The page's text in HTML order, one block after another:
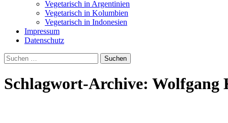
Vegetarisch in Argentinien
Vegetarisch in Kolumbien
Vegetarisch in Indonesien
Impressum
Datenschutz
Suchen
nach:
Schlagwort-Archive: Wolfgang